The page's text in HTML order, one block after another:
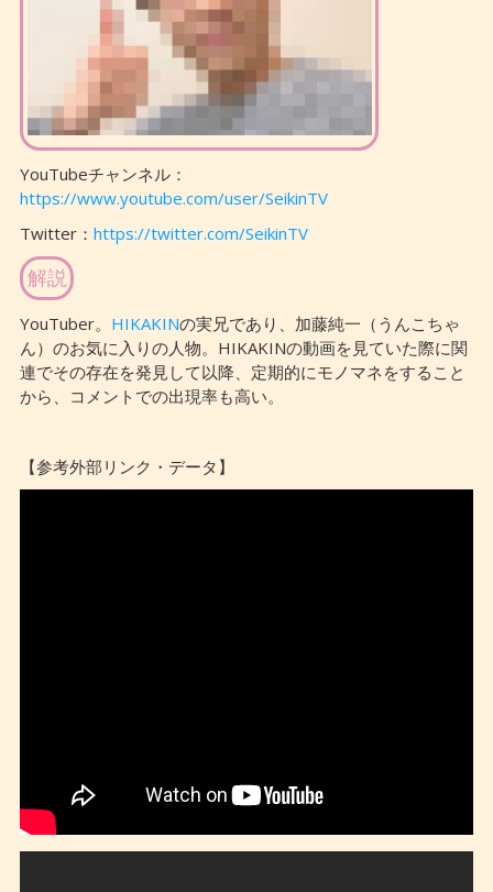
YouTubeチャンネル：
https://www.youtube.com/user/SeikinTV
Twitter： https://twitter.com/SeikinTV
解説
YouTuber。 HIKAKINの実兄であり、加藤純一（うんこちゃ
ん）のお気に入りの人物。HIKAKINの動画を見ていた際に関
連でその存在を発見して以降、定期的にモノマネをすること
から、コメントでの出現率も高い。
【参考外部リンク・データ】